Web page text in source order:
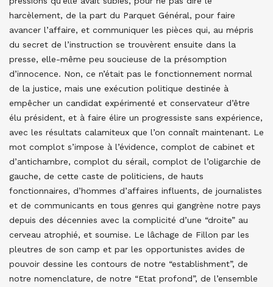
harcèlement, de la part du Parquet Général, pour faire
avancer l’affaire, et communiquer les pièces qui, au mépris
du secret de l’instruction se trouvèrent ensuite dans la
presse, elle-même peu soucieuse de la présomption
d’innocence. Non, ce n’était pas le fonctionnement normal
de la justice, mais une exécution politique destinée à
empêcher un candidat expérimenté et conservateur d’être
élu président, et à faire élire un progressiste sans expérience,
avec les résultats calamiteux que l’on connaît maintenant. Le
mot complot s’impose à l’évidence, complot de cabinet et
d’antichambre, complot du sérail, complot de l’oligarchie de
gauche, de cette caste de politiciens, de hauts
fonctionnaires, d’hommes d’affaires influents, de journalistes
et de communicants en tous genres qui gangrène notre pays
depuis des décennies avec la complicité d’une “droite” au
cerveau atrophié, et soumise. Le lâchage de Fillon par les
pleutres de son camp et par les opportunistes avides de
pouvoir dessine les contours de notre “establishment”, de
notre nomenclature, de notre “Etat profond”, de l’ensemble